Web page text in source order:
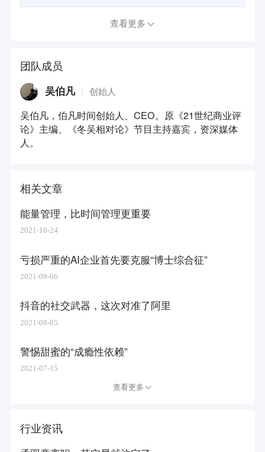
查看更多
团队成员
吴伯凡 创始人
吴伯凡，伯凡时间创始人、CEO。原《21世纪商业评
论》主编、《冬吴相对论》节目主持嘉宾，资深媒体
人。
相关文章
能量管理，比时间管理更重要
2021-10-24
亏损严重的AI企业首先要克服“博士综合征”
2021-09-06
抖音的社交武器，这次对准了阿里
2021-08-05
警惕甜蜜的“成瘾性依赖”
2021-07-15
查看更多
行业资讯